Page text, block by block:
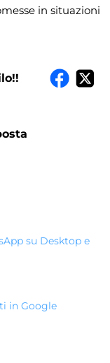
in situazioni
su Desktop e
in Google